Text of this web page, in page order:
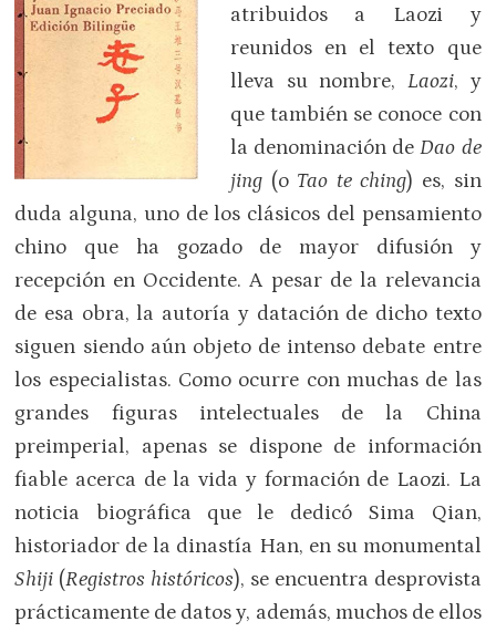
atribuidos a Laozi y
reunidos en el texto que
lleva su nombre, Laozi, y
que también se conoce con
la denominación deDao de
jing (o Tao te ching) es, sin
duda alguna, uno de los clásicos del pensamiento
chino que ha gozado de mayor difusión y
recepción en Occidente. A pesar de la relevancia
de esa obra, la autoría y datación de dicho texto
siguen siendo aún objeto de intenso debate entre
los especialistas. Como ocurre con muchas de las
grandes figuras intelectuales de la China
preimperial, apenas se dispone de información
fiable acerca de la vida y formación de Laozi. La
noticia biográfica que le dedicó Sima Qian,
historiador de la dinastía Han, en su monumental
Shiji (Registros históricos), se encuentra desprovista
prácticamente de datos y, además, muchos de ellos